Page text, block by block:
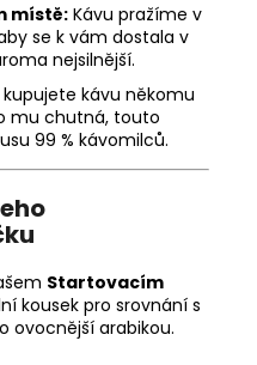
místě:Kávu pražíme v
se k vám dostala v
nejsilnější.
kupujete kávu někomu
mu chutná, touto
99 % kávomilců.
Startovacím
kousek pro srovnání s
ovocnější arabikou.